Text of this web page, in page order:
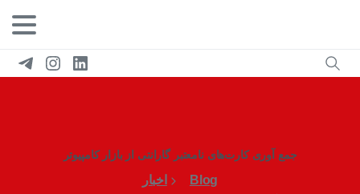
جمع آوری کارت‌های نامعتبر گارانتی از بازار کامپیوتر
Blog
اخبار